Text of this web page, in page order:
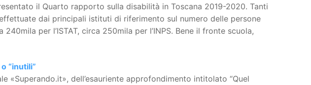
il Quarto rapporto sulla disabilità in Toscana 2019-2020. Tanti
dai principali istituti di riferimento sul numero delle persone
per l’ISTAT, circa 250mila per l’INPS. Bene il fronte scuola,
“inutili”
«Superando.it», dell’esauriente approfondimento intitolato “Quel